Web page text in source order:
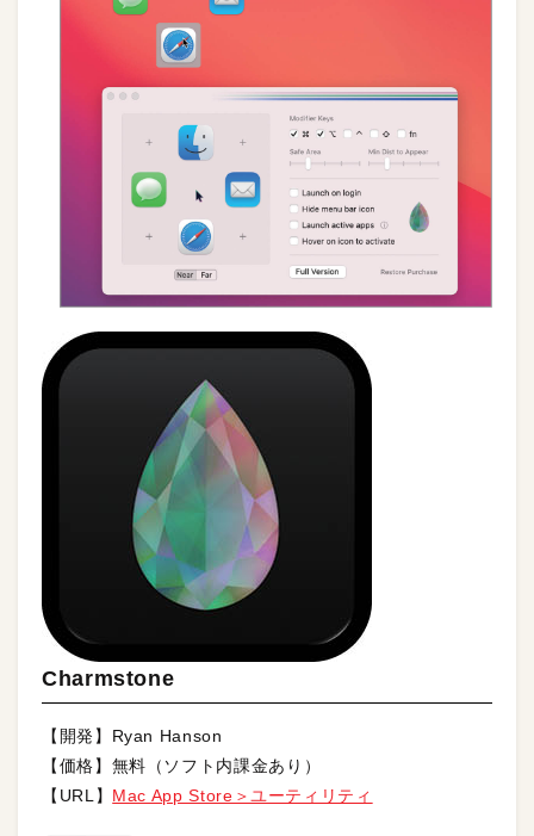
Charmstone
【開発】Ryan Hanson
【価格】無料（ソフト内課金あり）
【URL】 Mac App Store＞ユーティリティ